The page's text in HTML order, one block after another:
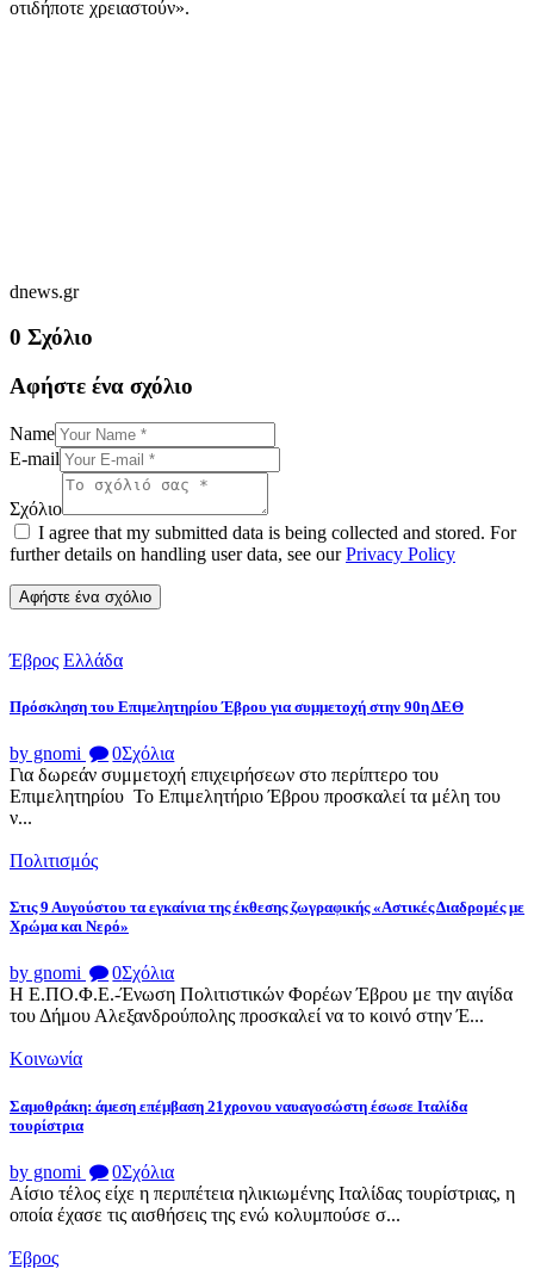
οτιδήποτε χρειαστούν».
dnews.gr
0 Σχόλιο
Αφήστε ένα σχόλιο
Name
E-mail
Σχόλιο
I agree that my submitted data is being collected and stored. For
further details on handling user data, see ourPrivacy Policy
Έβρος Ελλάδα
Πρόσκληση του Επιμελητηρίου Έβρου για συμμετοχή στην 90η ΔΕΘ
by gnomi 0Σχόλια
Για δωρεάν συμμετοχή επιχειρήσεων στο περίπτερο του
Επιμελητηρίου Το Επιμελητήριο Έβρου προσκαλεί τα μέλη του
ν...
Πολιτισμός
Στις 9 Αυγούστου τα εγκαίνια της έκθεσης ζωγραφικής «Αστικές Διαδρομές με
Χρώμα και Νερό»
by gnomi 0Σχόλια
Η Ε.ΠΟ.Φ.Ε.-Ένωση Πολιτιστικών Φορέων Έβρου με την αιγίδα
του Δήμου Αλεξανδρούπολης προσκαλεί να το κοινό στην Έ...
Κοινωνία
Σαμοθράκη: άμεση επέμβαση 21χρονου ναυαγοσώστη έσωσε Ιταλίδα
τουρίστρια
by gnomi 0Σχόλια
Αίσιο τέλος είχε η περιπέτεια ηλικιωμένης Ιταλίδας τουρίστριας, η
οποία έχασε τις αισθήσεις της ενώ κολυμπούσε σ...
Έβρος